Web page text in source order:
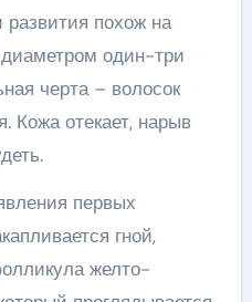
похож на
один-три
черта – волосок
Кожа отекает, нарыв
первых
гной,
желто-